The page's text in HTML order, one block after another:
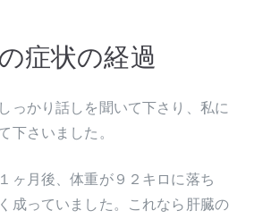
症状の経過
っかり話しを聞いて下さり、私に
下さいました。
ヶ月後、体重が９２キロに落ち
成っていました。これなら肝臓の